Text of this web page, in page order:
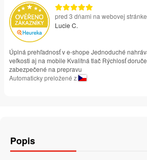
pred 3 dňami na webovej
Lucie C.
Úplná prehľadnosť v e-shope Jednoduché
veľkosti aj na mobile Kvalitná tlač Rýchlosť
zabezpečené na prepravu
Automaticky preložené z
Popis